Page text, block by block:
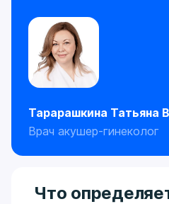
Тарарашкина Татьяна
Врач акушер-гинеколог
Что